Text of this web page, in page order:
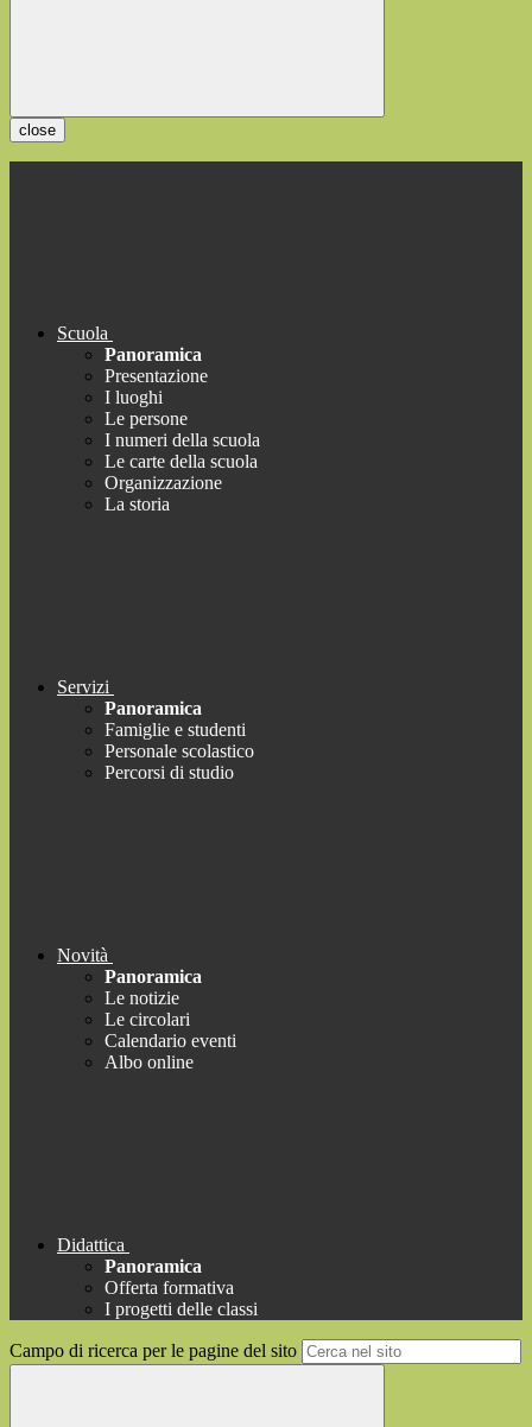
close
Scuola
Panoramica
Presentazione
I luoghi
Le persone
I numeri della scuola
Le carte della scuola
Organizzazione
La storia
Servizi
Panoramica
Famiglie e studenti
Personale scolastico
Percorsi di studio
Novità
Panoramica
Le notizie
Le circolari
Calendario eventi
Albo online
Didattica
Panoramica
Offerta formativa
I progetti delle classi
Campo di ricerca per le pagine del sito